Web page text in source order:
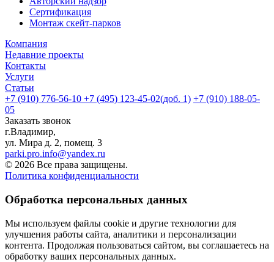
Сертификация
Монтаж скейт-парков
Компания
Недавние проекты
Контакты
Услуги
Статьи
+7 (910) 776-56-10‬ +7 (495) 123-45-02(доб. 1) +7 (910) 188-05-
05
Заказать звонок
г.Владимир,
ул. Мира д. 2, помещ. 3
parki.pro.info@yandex.ru
© 2026 Все права защищены.
Политика конфиденциальности
Обработка персональных данных
Мы используем файлы cookie и другие технологии для
улучшения работы сайта, аналитики и персонализации
контента. Продолжая пользоваться сайтом, вы соглашаетесь на
обработку ваших персональных данных.